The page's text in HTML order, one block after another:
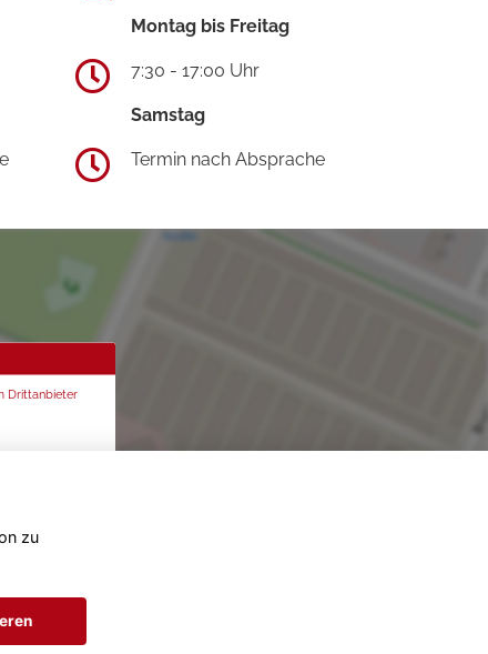
Montag bis Freitag
7:30 - 17:00 Uhr
Samstag
Termin nach Absprache
Drittanbieter
zu